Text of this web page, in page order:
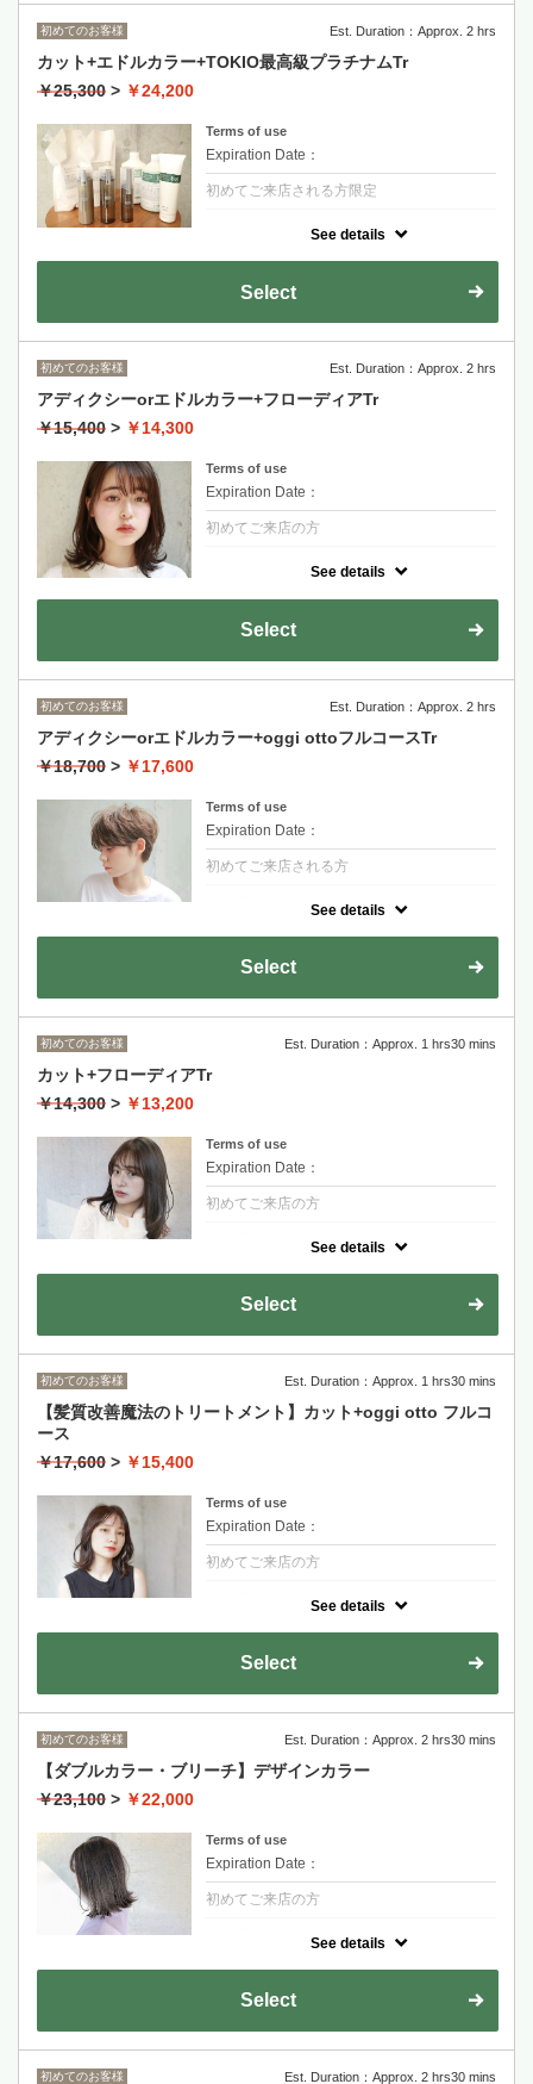
RYOHEI+2200
長度過鎖骨+1100~
初めてのお客様 Est. Duration：Approx. 2 hrs
カット+エドルカラー+TOKIO最高級プラチナムTr
￥25,300 > ￥24,200
Terms of use
Expiration Date：
初めてご来店される方限定
リートメントは、しなやかさとしっとり感を
併せ持つ独特の質感
金山永周+2200
剪髮+染髮+京喚羽護髮
長度過鎖骨+1100
See details
Select
初めてのお客様 Est. Duration：Approx. 2 hrs
アディクシーorエドルカラー+フローディアTr
￥15,400 > ￥14,300
Terms of use
Expiration Date：
初めてご来店の方
テム「バルネイドシステム」。選択的に補修
する事でベタつきのない髪本来の質感へ
適合輕度到中度受損髮質
See details
Select
初めてのお客様 Est. Duration：Approx. 2 hrs
アディクシーorエドルカラー+oggi ottoフルコースTr
￥18,700 > ￥17,600
Terms of use
Expiration Date：
初めてご来店される方
ラー剤
話題の髪質改善魔法トリートメントは一人一
金山永周+2200
RYOHEI+2200
See details
Select
初めてのお客様 Est. Duration：Approx. 1 hrs30 mins
カット+フローディアTr
￥14,300 > ￥13,200
Terms of use
Expiration Date：
初めてご来店の方
テム「バルネイドシステム」。選択的に補修
する事でベタつきのない髪本来の質感へ
RYOHEI+2200
長度過鎖骨+1100~
剪髮+FLOWDIA護髮
See details
Select
初めてのお客様 Est. Duration：Approx. 1 hrs30 mins
【髪質改善魔法のトリートメント】カット+oggi otto フルコ
ース
￥17,600 > ￥15,400
Terms of use
Expiration Date：
初めてご来店の方
ひとりに合わせたオーダーメイド式
骨格、髪質に合わせた似合わせカット
剪髮+oggi otto極致護髮
金山永周+2200
See details
Select
初めてのお客様 Est. Duration：Approx. 2 hrs30 mins
【ダブルカラー・ブリーチ】デザインカラー
￥23,100 > ￥22,000
Terms of use
Expiration Date：
初めてご来店の方
ンク上の透明感を実現。
丁寧かつ的確なカウンセリングで、なりたい
イメージを最大限叶えます。
金山永周+2200
See details
Select
初めてのお客様 Est. Duration：Approx. 2 hrs30 mins